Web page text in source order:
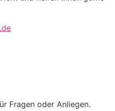
Fragen oder Anliegen.